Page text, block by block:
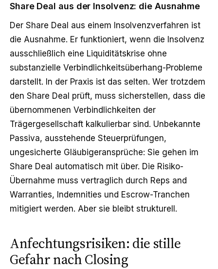
Share Deal aus der Insolvenz: die Ausnahme
Der Share Deal aus einem Insolvenzverfahren ist
die Ausnahme. Er funktioniert, wenn die Insolvenz
ausschließlich eine Liquiditätskrise ohne
substanzielle Verbindlichkeitsüberhang-Probleme
darstellt. In der Praxis ist das selten. Wer trotzdem
den Share Deal prüft, muss sicherstellen, dass die
übernommenen Verbindlichkeiten der
Trägergesellschaft kalkulierbar sind. Unbekannte
Passiva, ausstehende Steuerprüfungen,
ungesicherte Gläubigeransprüche: Sie gehen im
Share Deal automatisch mit über. Die Risiko-
Übernahme muss vertraglich durch Reps and
Warranties, Indemnities und Escrow-Tranchen
mitigiert werden. Aber sie bleibt strukturell.
Anfechtungsrisiken: die stille
Gefahr nach Closing